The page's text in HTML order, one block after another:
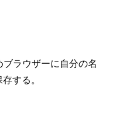
ラウザーに自分の名
する。